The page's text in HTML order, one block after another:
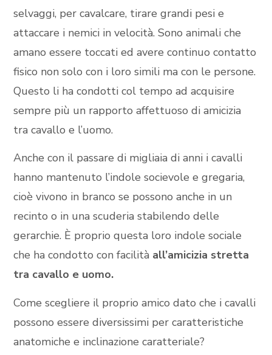
selvaggi, per cavalcare, tirare grandi pesi e
attaccare i nemici in velocità. Sono animali che
amano essere toccati ed avere continuo contatto
fisico non solo con i loro simili ma con le persone.
Questo li ha condotti col tempo ad acquisire
sempre più un rapporto affettuoso di amicizia
tra cavallo e l’uomo.
Anche con il passare di migliaia di anni i cavalli
hanno mantenuto l’indole socievole e gregaria,
cioè vivono in branco se possono anche in un
recinto o in una scuderia stabilendo delle
gerarchie. È proprio questa loro indole sociale
che ha condotto con facilità all’amicizia stretta
tra cavallo e uomo.
Come scegliere il proprio amico dato che i cavalli
possono essere diversissimi per caratteristiche
anatomiche e inclinazione caratteriale?